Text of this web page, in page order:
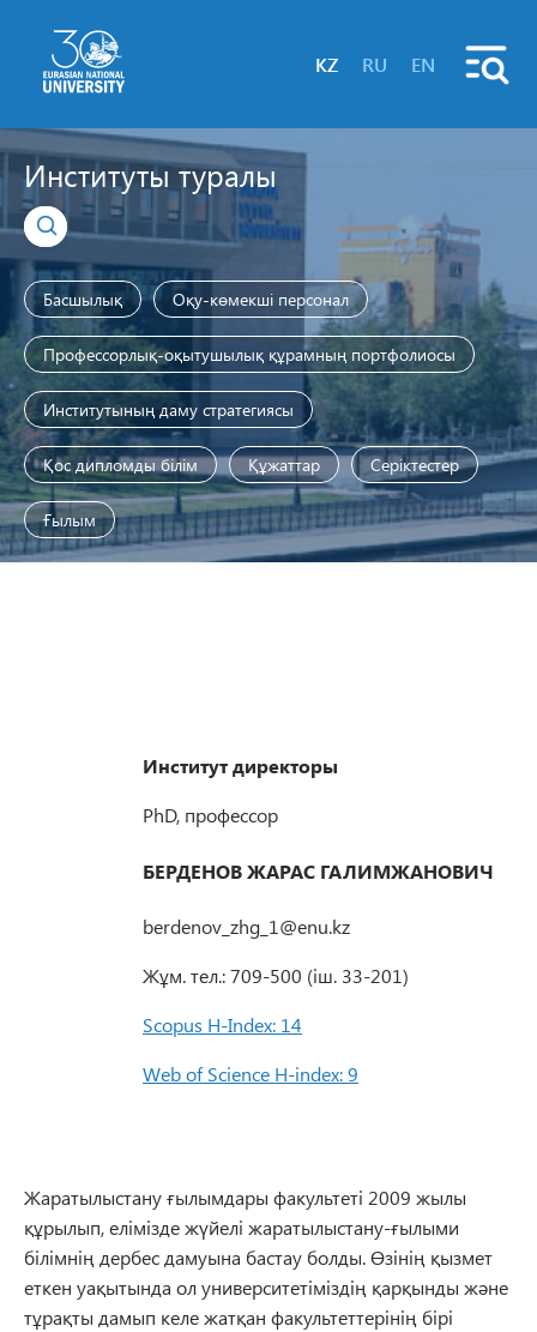
KZ RU EN
Институты туралы
Басшылық Оқу-көмекші персонал
Профессорлық-оқытушылық құрамның портфолиосы
Институтының даму стратегиясы
Қос дипломды білім Құжаттар Серіктестер
Ғылым
Институт директоры
PhD, профессор
БЕРДЕНОВ ЖАРАС ГАЛИМЖАНОВИЧ
berdenov_zhg_1@enu.kz
Жұм. тел.: 709-500 (іш. 33-201)
Scopus H-Index: 14
Web of Science H-index: 9
Жаратылыстану ғылымдары факультеті 2009 жылы
құрылып, елімізде жүйелі жаратылыстану-ғылыми
білімнің дербес дамуына бастау болды. Өзінің қызмет
еткен уақытында ол университетіміздің қарқынды және
тұрақты дамып келе жатқан факультеттерінің бірі